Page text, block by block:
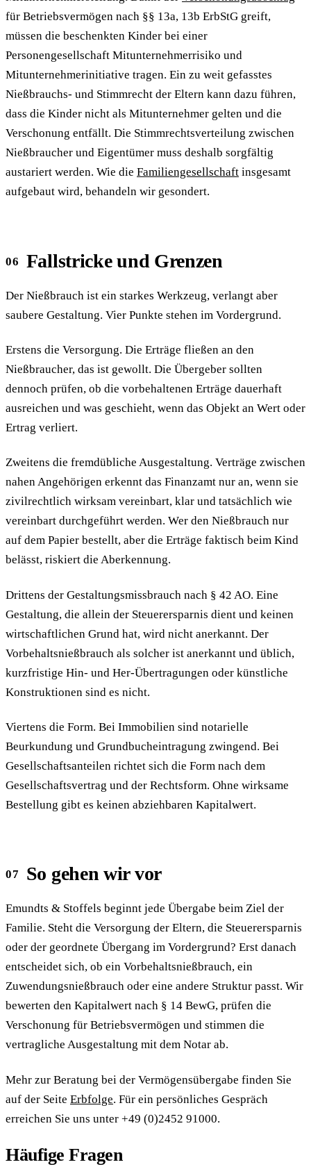
für Betriebsvermögen nach §§ 13a, 13b ErbStG greift,
müssen die beschenkten Kinder bei einer
Personengesellschaft Mitunternehmerrisiko und
Mitunternehmerinitiative tragen. Ein zu weit gefasstes
Nießbrauchs- und Stimmrecht der Eltern kann dazu führen,
dass die Kinder nicht als Mitunternehmer gelten und die
Verschonung entfällt. Die Stimmrechtsverteilung zwischen
Nießbraucher und Eigentümer muss deshalb sorgfältig
austariert werden. Wie die Familiengesellschaft insgesamt
aufgebaut wird, behandeln wir gesondert.
Fallstricke und Grenzen
Der Nießbrauch ist ein starkes Werkzeug, verlangt aber
saubere Gestaltung. Vier Punkte stehen im Vordergrund.
Erstens die Versorgung. Die Erträge fließen an den
Nießbraucher, das ist gewollt. Die Übergeber sollten
dennoch prüfen, ob die vorbehaltenen Erträge dauerhaft
ausreichen und was geschieht, wenn das Objekt an Wert oder
Ertrag verliert.
Zweitens die fremdübliche Ausgestaltung. Verträge zwischen
nahen Angehörigen erkennt das Finanzamt nur an, wenn sie
zivilrechtlich wirksam vereinbart, klar und tatsächlich wie
vereinbart durchgeführt werden. Wer den Nießbrauch nur
auf dem Papier bestellt, aber die Erträge faktisch beim Kind
belässt, riskiert die Aberkennung.
Drittens der Gestaltungsmissbrauch nach § 42 AO. Eine
Gestaltung, die allein der Steuerersparnis dient und keinen
wirtschaftlichen Grund hat, wird nicht anerkannt. Der
Vorbehaltsnießbrauch als solcher ist anerkannt und üblich,
kurzfristige Hin- und Her-Übertragungen oder künstliche
Konstruktionen sind es nicht.
Viertens die Form. Bei Immobilien sind notarielle
Beurkundung und Grundbucheintragung zwingend. Bei
Gesellschaftsanteilen richtet sich die Form nach dem
Gesellschaftsvertrag und der Rechtsform. Ohne wirksame
Bestellung gibt es keinen abziehbaren Kapitalwert.
So gehen wir vor
Emundts & Stoffels beginnt jede Übergabe beim Ziel der
Familie. Steht die Versorgung der Eltern, die Steuerersparnis
oder der geordnete Übergang im Vordergrund? Erst danach
entscheidet sich, ob ein Vorbehaltsnießbrauch, ein
Zuwendungsnießbrauch oder eine andere Struktur passt. Wir
bewerten den Kapitalwert nach § 14 BewG, prüfen die
Verschonung für Betriebsvermögen und stimmen die
vertragliche Ausgestaltung mit dem Notar ab.
Mehr zur Beratung bei der Vermögensübergabe finden Sie
auf der Seite Erbfolge. Für ein persönliches Gespräch
erreichen Sie uns unter +49 (0)2452 91000.
Häufige Fragen